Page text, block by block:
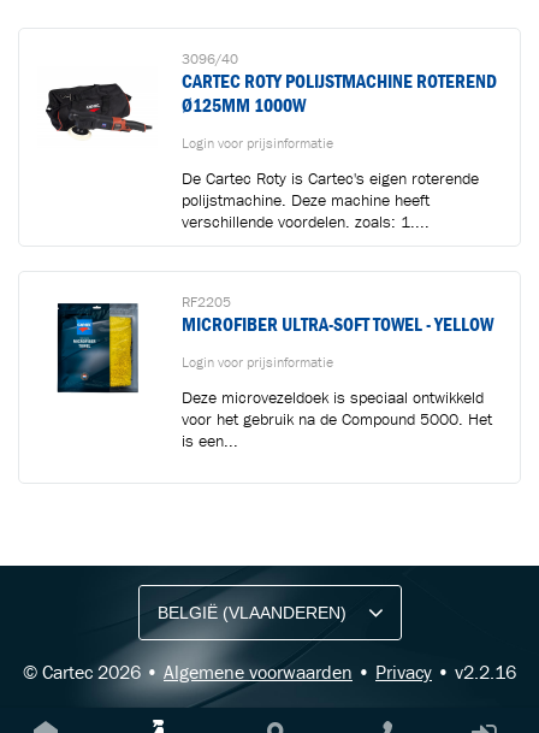
3096/40
CARTEC ROTY POLIJSTMACHINE ROTEREND
Ø125MM 1000W
Login voor prijsinformatie
De Cartec Roty is Cartec's eigen roterende
polijstmachine. Deze machine heeft
verschillende voordelen, zoals: 1....
RF2205
MICROFIBER ULTRA-SOFT TOWEL - YELLOW
Login voor prijsinformatie
Deze microvezeldoek is speciaal ontwikkeld
voor het gebruik na de Compound 5000. Het
is een...
© Cartec 2026 • Algemene voorwaarden • Privacy • v2.2.16
Ontvang vakgerelateerde tips,
aanbiedingen en productupdates van Cartec.